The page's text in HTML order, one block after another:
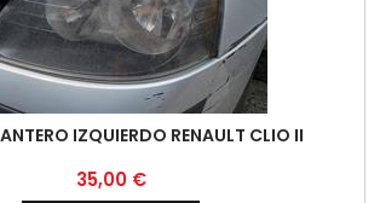
IZQUIERDO RENAULT CLIO II
Precio
35,00 €